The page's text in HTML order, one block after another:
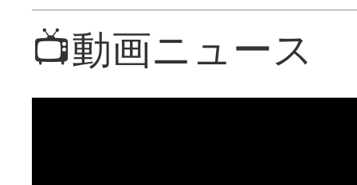
📺動画ニュース